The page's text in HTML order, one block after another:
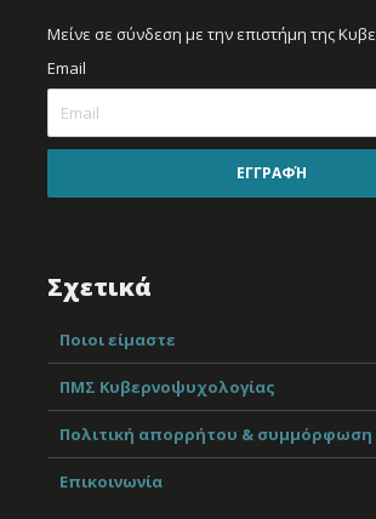
Μείνε σε σύνδεση με την επιστήμη της
Email
ΕΓΓΡΑΦΉ
Σχετικά
Ποιοι είμαστε
ΠΜΣ Κυβερνοψυχολογίας
Πολιτική απορρήτου & συμμόρφωση
Επικοινωνία